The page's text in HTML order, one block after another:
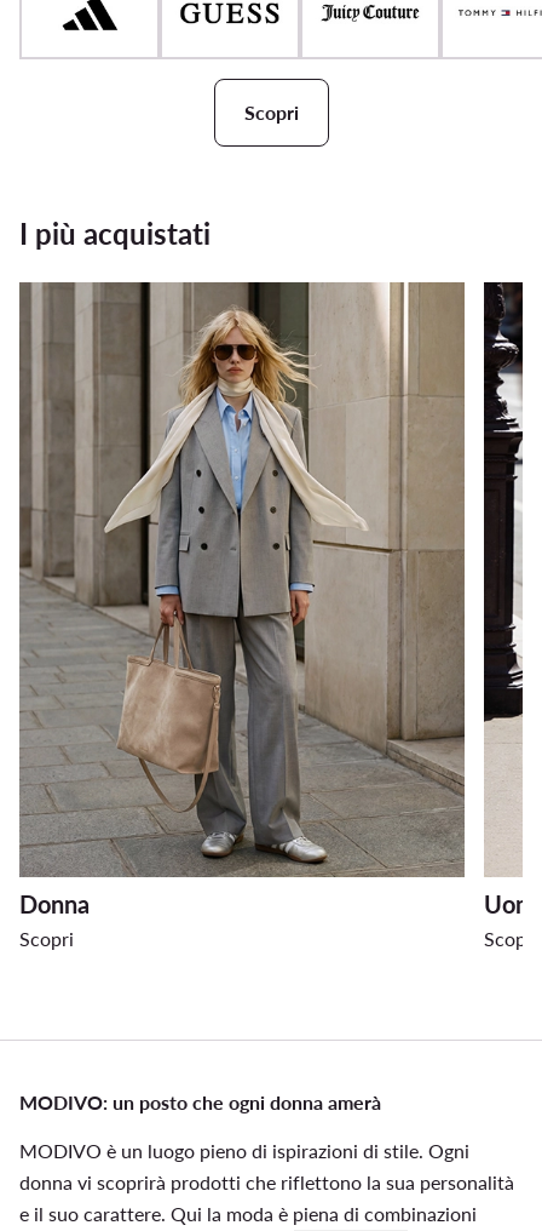
Scopri
I più acquistati
Donna
Scopri Scopri
MODIVO: un posto che ogni donna amerà
MODIVO è un luogo pieno di ispirazioni di stile. Ogni
donna vi scoprirà prodotti che riflettono la sua personalità
e il suo carattere. Qui la moda è piena di combinazioni